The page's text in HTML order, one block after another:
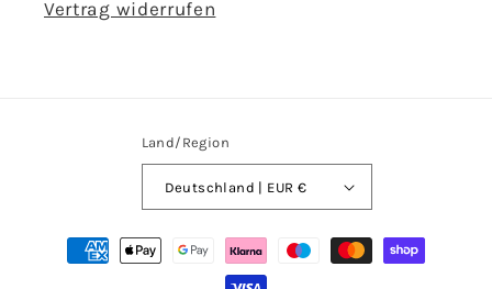
Vertrag widerrufen
Land/Region
Deutschland | EUR €
Zahlungsmethoden